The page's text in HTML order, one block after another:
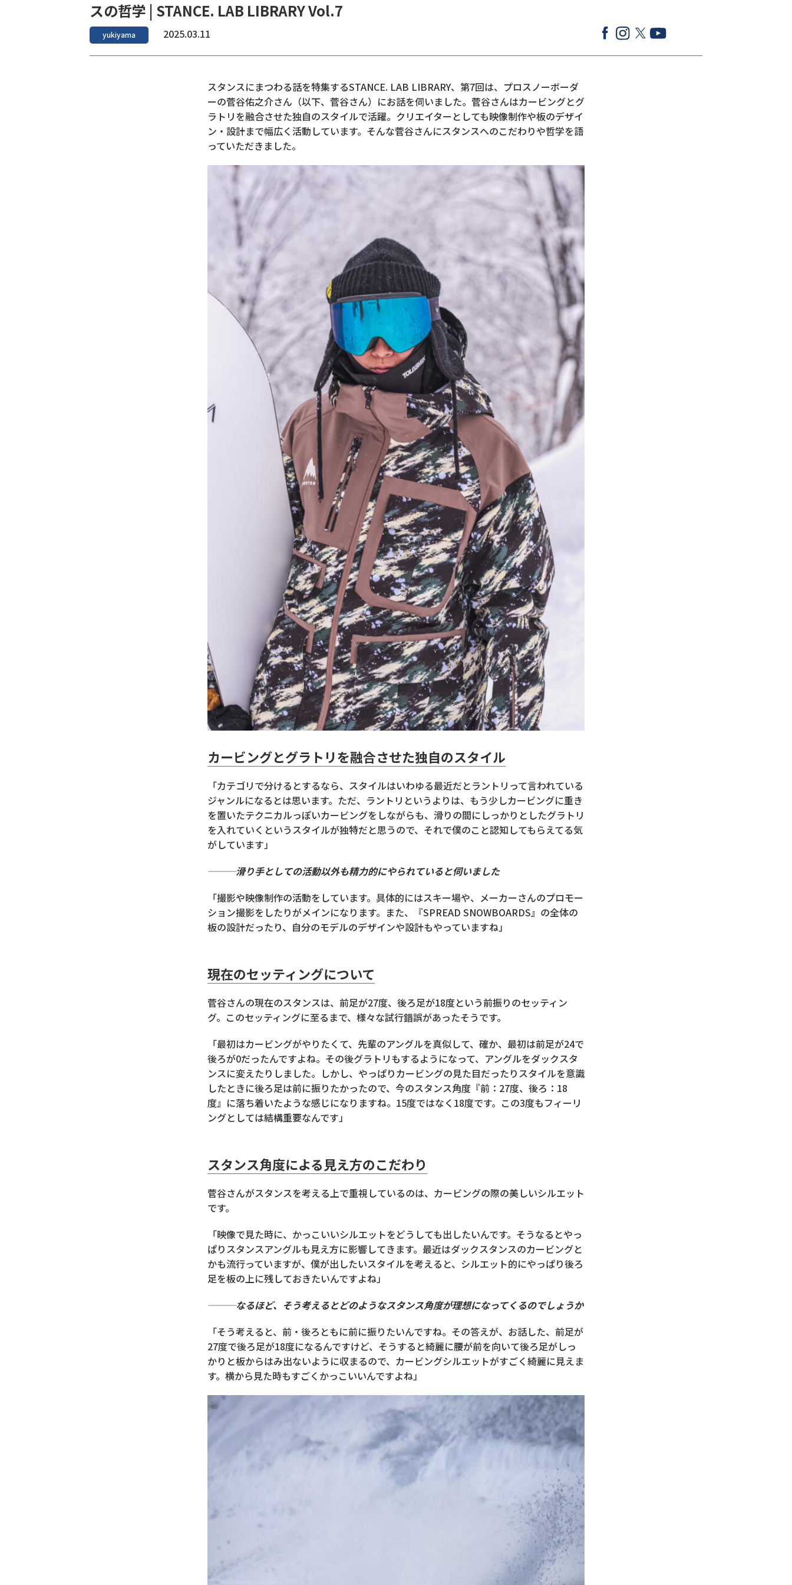
スの哲学 | STANCE. LAB LIBRARY Vol.7
yukiyama 2025.03.11
スタンスにまつわる話を特集するSTANCE. LAB LIBRARY、第7回は、プロスノーボーダ
ーの菅谷佑之介さん（以下、菅谷さん）にお話を伺いました。菅谷さんはカービングとグ
ラトリを融合させた独自のスタイルで活躍。クリエイターとしても映像制作や板のデザイ
ン・設計まで幅広く活動しています。そんな菅谷さんにスタンスへのこだわりや哲学を語
っていただきました。
カービングとグラトリを融合させた独自のスタイル
「カテゴリで分けるとするなら、スタイルはいわゆる最近だとラントリって言われている
ジャンルになるとは思います。ただ、ラントリというよりは、もう少しカービングに重き
を置いたテクニカルっぽいカービングをしながらも、滑りの間にしっかりとしたグラトリ
を入れていくというスタイルが独特だと思うので、それで僕のこと認知してもらえてる気
がしています」
───滑り手としての活動以外も精力的にやられていると伺いました
「撮影や映像制作の活動をしています。具体的にはスキー場や、メーカーさんのプロモー
ション撮影をしたりがメインになります。また、『SPREAD SNOWBOARDS』の全体の
板の設計だったり、自分のモデルのデザインや設計もやっていますね」
現在のセッティングについて
菅谷さんの現在のスタンスは、前足が27度、後ろ足が18度という前振りのセッティン
グ。このセッティングに至るまで、様々な試行錯誤があったそうです。
「最初はカービングがやりたくて、先輩のアングルを真似して、確か、最初は前足が24で
後ろが0だったんですよね。その後グラトリもするようになって、アングルをダックスタ
ンスに変えたりしました。しかし、やっぱりカービングの見た目だったりスタイルを意識
したときに後ろ足は前に振りたかったので、今のスタンス角度『前：27度、後ろ：18
度』に落ち着いたような感じになりますね。15度ではなく18度です。この3度もフィーリ
ングとしては結構重要なんです」
スタンス角度による見え方のこだわり
菅谷さんがスタンスを考える上で重視しているのは、カービングの際の美しいシルエット
です。
「映像で見た時に、かっこいいシルエットをどうしても出したいんです。そうなるとやっ
ぱりスタンスアングルも見え方に影響してきます。最近はダックスタンスのカービングと
かも流行っていますが、僕が出したいスタイルを考えると、シルエット的にやっぱり後ろ
足を板の上に残しておきたいんですよね」
───なるほど、そう考えるとどのようなスタンス角度が理想になってくるのでしょうか
「そう考えると、前・後ろともに前に振りたいんですね。その答えが、お話した、前足が
27度で後ろ足が18度になるんですけど、そうすると綺麗に腰が前を向いて後ろ足がしっ
かりと板からはみ出ないように収まるので、カービングシルエットがすごく綺麗に見えま
す。横から見た時もすごくかっこいいんですよね」